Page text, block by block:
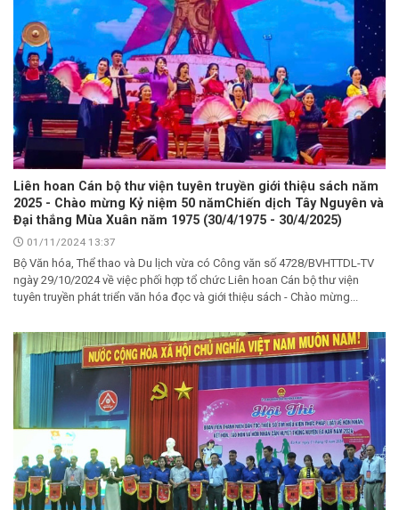
Liên hoan Cán bộ thư viện tuyên truyền giới thiệu sách năm
2025 - Chào mừng Kỷ niệm 50 nămChiến dịch Tây Nguyên và
Đại thắng Mùa Xuân năm 1975 (30/4/1975 - 30/4/2025)
01/11/2024 13:37
Bộ Văn hóa, Thể thao và Du lịch vừa có Công văn số 4728/BVHTTDL-TV
ngày 29/10/2024 về việc phối hợp tổ chức Liên hoan Cán bộ thư viện
tuyên truyền phát triển văn hóa đọc và giới thiệu sách - Chào mừng...